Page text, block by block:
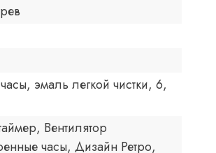
эмаль легкой чистки, 6,
Вентилятор
часы, Дизайн Ретро,